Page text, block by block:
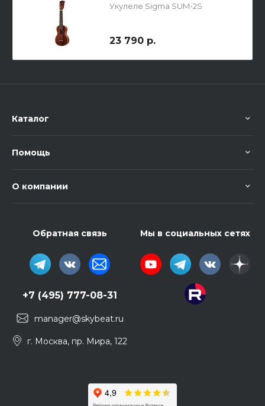
Укулеле Sigma SUM-2S
23 790 р.
Каталог
Помощь
О компании
Обратная связь
+7 (495) 777-08-31
manager@skybeat.ru
г. Москва, пр. Мира, 122
Мы в социальных сетях